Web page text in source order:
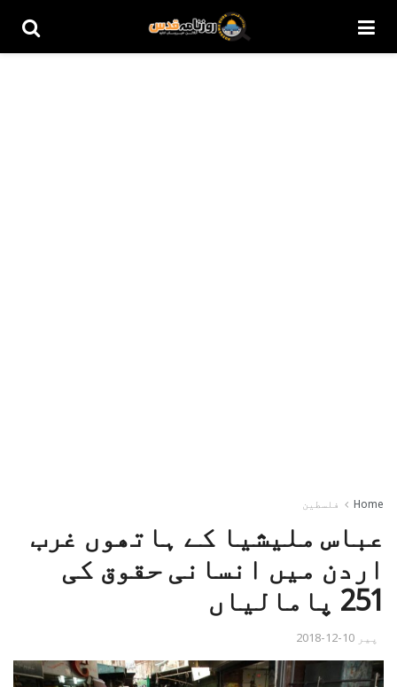
Home فلسطین
عباس ملیشیا کے ہاتھوں غرب
اردن میں انسانی حقوق کی
251 پامالیاں
پیر 10-12-2018